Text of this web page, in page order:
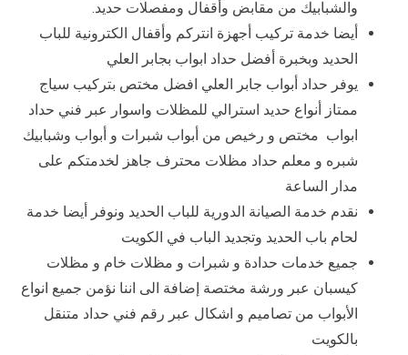
والشبابيك من مقابض وأقفال ومفصلات حديد.
أيضا خدمة تركيب أجهزة انتركم وأقفال الكترونية للباب
الحديد وبخبرة أفضل حداد ابواب بجابر العلي
يوفر حداد أبواب جابر العلي افضل مختص بتركيب سياج
ممتاز أنواع حديد استرالي للمظلات واسوار عبر فني حداد
ابواب مختص و رخيص من أبواب شبرات و أبواب وشبابيك
شبره و معلم حداد مظلات محترف جاهز لخدمتكم على
مدار الساعة
نقدم خدمة الصيانة الدورية للباب الحديد ونوفر أيضا خدمة
لحام باب الحديد وتجديد الباب في الكويت
جميع خدمات حدادة و شبرات و مظلات خام و مظلات
كيسبان عبر ورشة مختصة إضافة الى اننا نؤمن جميع انواع
الأبواب من تصاميم و اشكال عبر رقم فني حداد متنقل
بالكويت